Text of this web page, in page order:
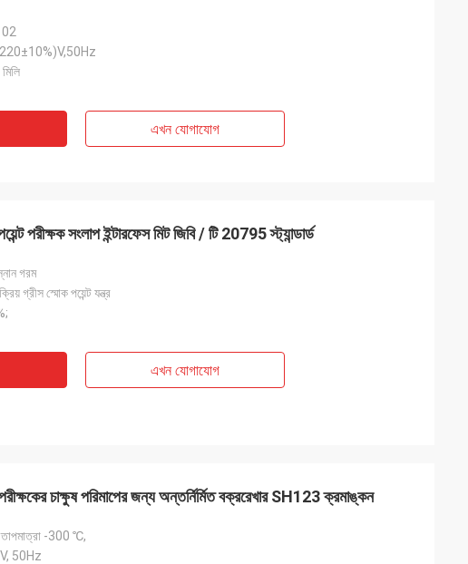
এখন যোগাযোগ
পরীক্ষক সংলাপ ইন্টারফেস মিট জিবি / টি 20795 স্ট্যান্ডার্ড
গরম
গ্রীস স্মোক পয়েন্ট যন্ত্র
এখন যোগাযোগ
চাক্ষুষ পরিমাপের জন্য অন্তর্নির্মিত বক্ররেখার SH123 ক্রমাঙ্কন
তাপমাত্রা -300 ℃,
50Hz